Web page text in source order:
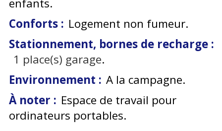
Conforts : Logement non fumeur
Stationnement, bornes de recharge :
1 place(s) garage
Environnement : A la campagne
À noter : Espace de travail pour
ordinateurs portables